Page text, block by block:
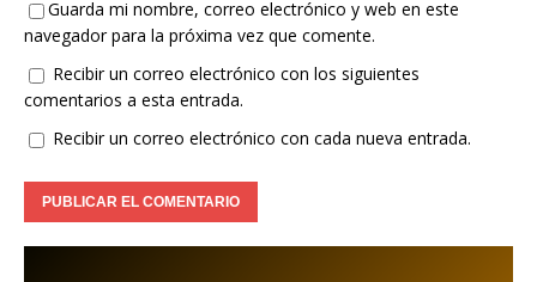
Guarda mi nombre, correo electrónico y web en este
navegador para la próxima vez que comente.
Recibir un correo electrónico con los siguientes
comentarios a esta entrada.
Recibir un correo electrónico con cada nueva entrada.